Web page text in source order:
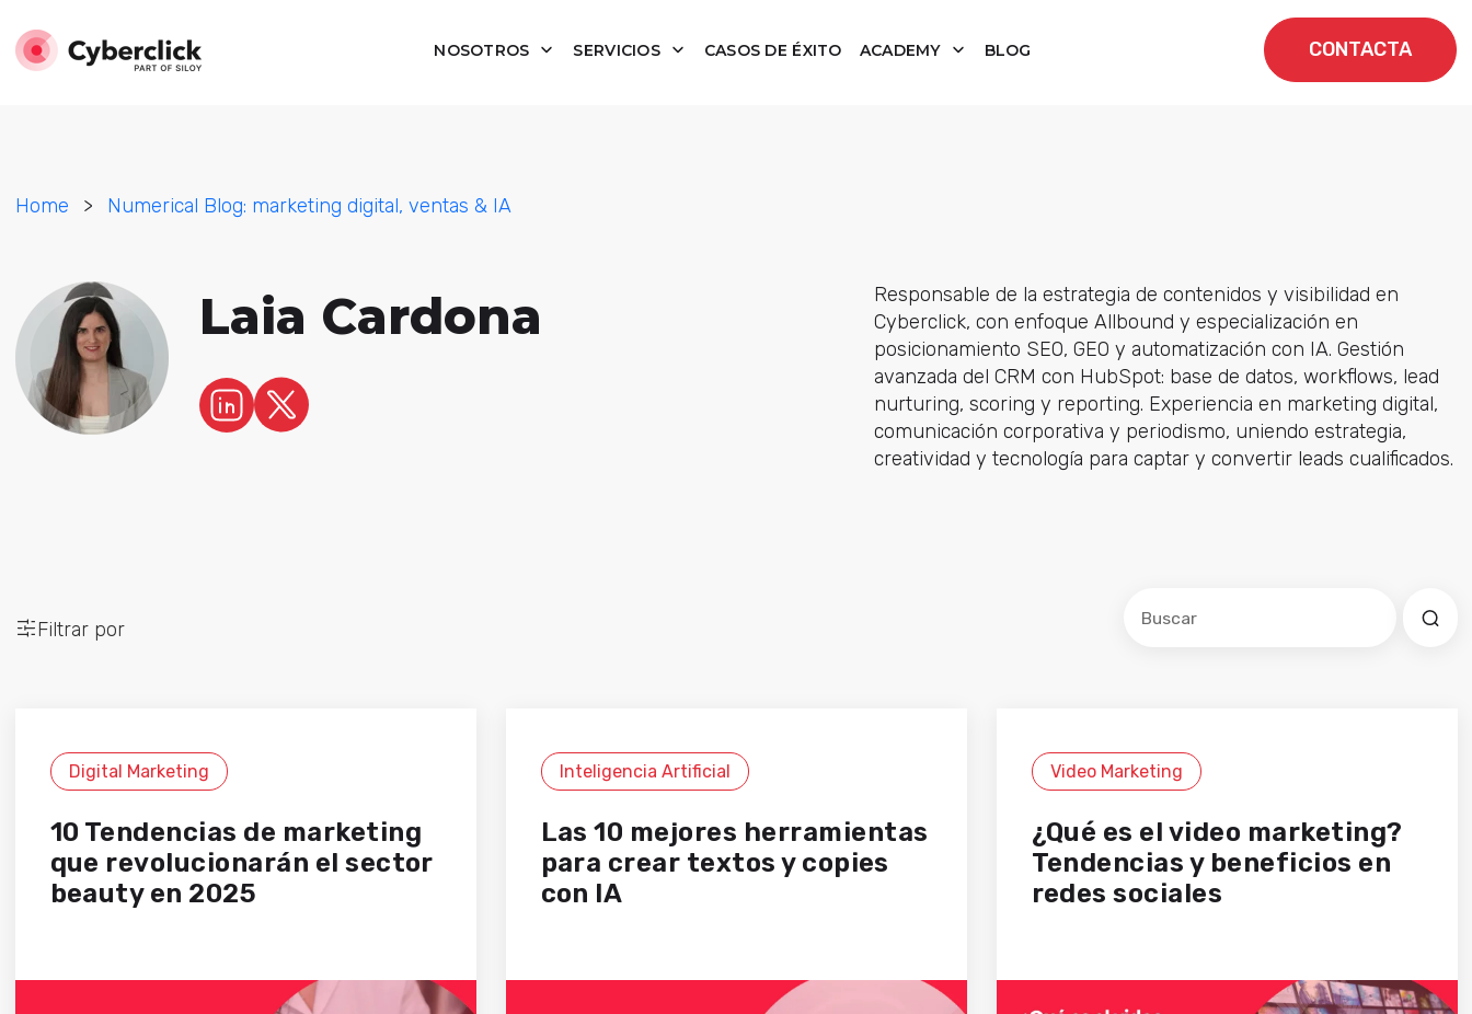
NOSOTROS SERVICIOS CASOS DE ÉXITO ACADEMY BLOG CONTACTA
Home > Numerical Blog: marketing digital, ventas & IA
Laia Cardona
Responsable de la estrategia de contenidos y visibilidad en
Cyberclick, con enfoque Allbound y especialización en
posicionamiento SEO, GEO y automatización con IA. Gestión
avanzada del CRM con HubSpot: base de datos, workflows, lead
nurturing, scoring y reporting. Experiencia en marketing digital,
comunicación corporativa y periodismo, uniendo estrategia,
creatividad y tecnología para captar y convertir leads cualificados.
Filtrar por
Digital Marketing
10 Tendencias de marketing
que revolucionarán el sector
beauty en 2025
Inteligencia Artificial
Las 10 mejores herramientas
para crear textos y copies
con IA
Video Marketing
¿Qué es el video marketing?
Tendencias y beneficios en
redes sociales